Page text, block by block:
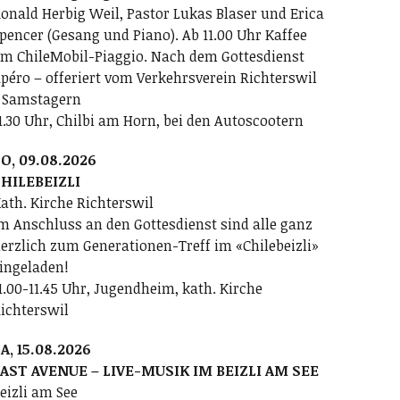
Herbig Weil, Pastor Lukas Blaser und Erica
(Gesang und Piano). Ab 11.00 Uhr Kaffee
ChileMobil-Piaggio. Nach dem Gottesdienst
– offeriert vom Verkehrsverein Richterswil
Uhr, Chilbi am Horn, bei den Autoscootern
09.08.2026
Kirche Richterswil
Anschluss an den Gottesdienst sind alle ganz
zum Generationen-Treff im «Chilebeizli»
11.45 Uhr, Jugendheim, kath. Kirche
15.08.2026
AVENUE – LIVE-MUSIK IM BEIZLI AM SEE
am See